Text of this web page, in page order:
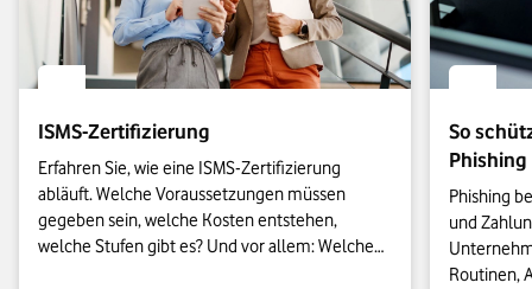
ISMS-Zertifizierung
Erfahren Sie, wie eine ISMS-Zertifizierung
abläuft. Welche Voraussetzungen müssen
gegeben sein, welche Kosten entstehen,
welche Stufen gibt es? Und vor allem: Welchen
So
Phishing
Phishing
und
Routinen,